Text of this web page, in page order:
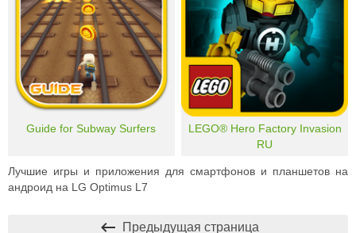
Guide for Subway Surfers
LEGO® Hero Factory Invasion
RU
Лучшие игры и приложения для смартфонов и планшетов на
андроид на LG Optimus L7
Предыдущая страница